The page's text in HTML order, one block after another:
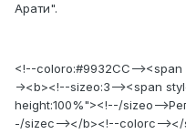
Арати".
<!--coloro:#9932CC--
-><b><!--sizeo:3--><span
height:100%"><!--/sizeo--
-/sizec--></b><!--colorc--